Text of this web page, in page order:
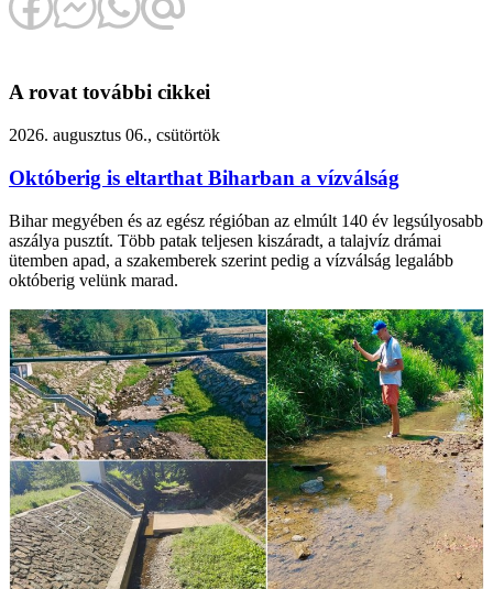
A rovat további cikkei
2026. augusztus 06., csütörtök
Októberig is eltarthat Biharban a vízválság
Bihar megyében és az egész régióban az elmúlt 140 év legsúlyosabb
aszálya pusztít. Több patak teljesen kiszáradt, a talajvíz drámai
ütemben apad, a szakemberek szerint pedig a vízválság legalább
októberig velünk marad.